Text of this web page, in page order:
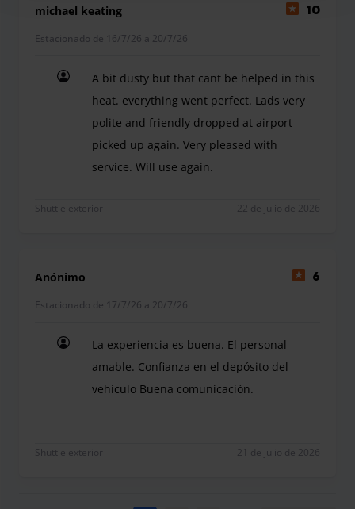
michael keating 10
Estacionado de 16/7/26 a 20/7/26
A bit dusty but that cant be helped in this
heat. everything went perfect. Lads very
polite and friendly dropped at airport
picked up again. Very pleased with
service. Will use again.
Shuttle exterior 22 de julio de 2026
Anónimo 6
Estacionado de 17/7/26 a 20/7/26
La experiencia es buena. El personal
amable. Confianza en el depósito del
vehículo Buena comunicación.
Shuttle exterior 21 de julio de 2026